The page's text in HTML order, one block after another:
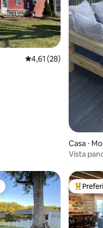
4,61 de uma
4,61 (28)
Casa ⋅
Vista
Entre